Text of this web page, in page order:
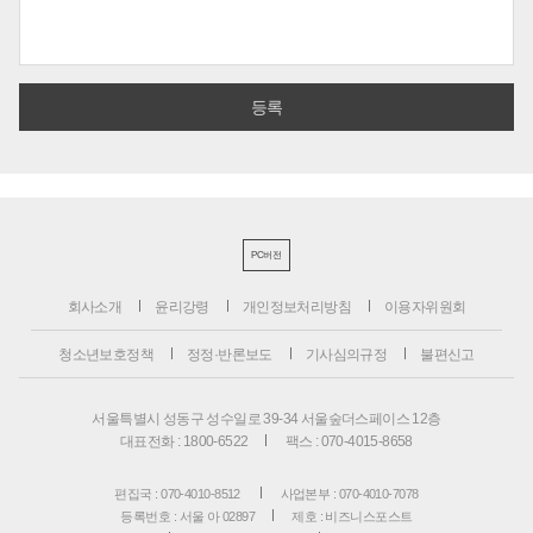
PC버전
회사소개 윤리강령 개인정보처리방침 이용자위원회
청소년보호정책 정정·반론보도 기사심의규정 불편신고
서울특별시 성동구 성수일로 39-34 서울숲더스페이스 12층
대표전화 : 1800-6522
팩스 : 070-4015-8658
편집국 : 070-4010-8512
사업본부 : 070-4010-7078
등록번호 : 서울 아 02897
제호 : 비즈니스포스트